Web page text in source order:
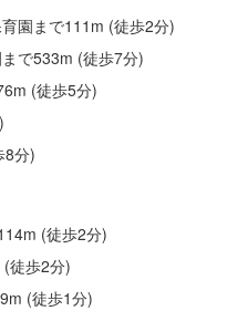
園まで111m (徒歩2分)
で533m (徒歩7分)
(徒歩5分)
8分)
(徒歩2分)
徒歩2分)
(徒歩1分)